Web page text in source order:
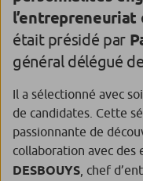
l’entrepreneuriat
était présidé par
général délégué
Il a sélectionné avec
de candidates. Cette
passionnante de
collaboration avec des
DESBOUYS , chef